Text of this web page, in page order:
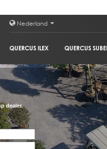
Nederland
QUERCUS ILEX QUERCUS
dealer.